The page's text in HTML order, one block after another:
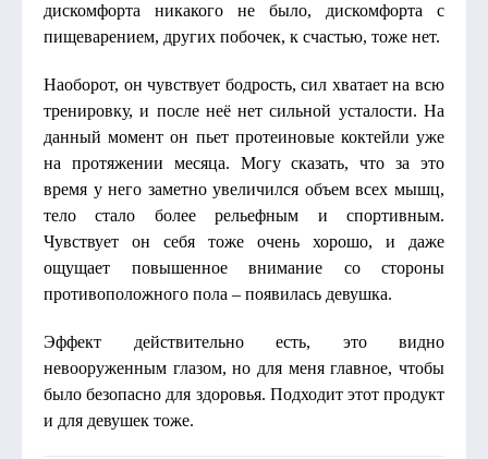
дискомфорта никакого не было, дискомфорта с
пищеварением, других побочек, к счастью, тоже нет.
Наоборот, он чувствует бодрость, сил хватает на всю
тренировку, и после неё нет сильной усталости. На
данный момент он пьет протеиновые коктейли уже
на протяжении месяца. Могу сказать, что за это
время у него заметно увеличился объем всех мышц,
тело стало более рельефным и спортивным.
Чувствует он себя тоже очень хорошо, и даже
ощущает повышенное внимание со стороны
противоположного пола – появилась девушка.
Эффект действительно есть, это видно
невооруженным глазом, но для меня главное, чтобы
было безопасно для здоровья. Подходит этот продукт
и для девушек тоже.